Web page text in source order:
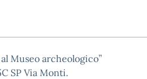
Museo archeologico”
SP Via Monti.